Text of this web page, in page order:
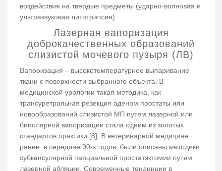
воздействия на твердые предметы (ударно-волновая и
ультразвуковая литотрипсия).
Лазерная вапоризация
доброкачественных образований
слизистой мочевого пузыря (ЛВ)
Вапоризация – высокотемпературное выпаривание
ткани с поверхности выбранного объекта. В
медицинской урологии такая методика, как
трансуретральная резекция аденом простаты или
новообразований слизистой МП путем лазерной или
биполярной вапоризации стала одним из золотых
стандартов практики [8]. В ветеринарной медицине
ранее, в середине 90-х годов, были описаны методики
субкапсулярной парциальной простатэктомии путем
лазерной абляции. Современные тенденции в